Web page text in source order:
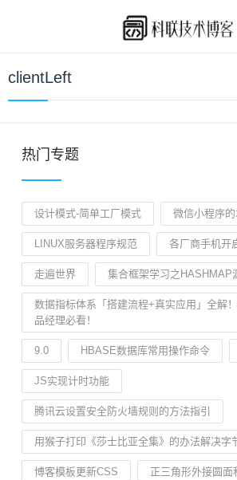
clientLeft
热门专题
设计模式-简单工厂模式 微信小程序
LINUX服务器程序规范 各厂商手机开
走遍世界 集合框架学习之HASHMAP
数据指标体系「搭建流程+真实应用」全解
品经理必看！
9.0 HBASE数据库常用操作命令
JS实现计时功能
腾讯云设置安全防火墙规则的方法指引
用猴子打印《莎士比亚全集》的办法解决字
博客模板更新CSS 正三角形外接圆面